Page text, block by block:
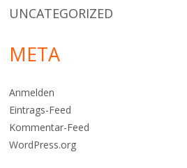
UNCATEGORIZED
META
Anmelden
Eintrags-Feed
Kommentar-Feed
WordPress.org